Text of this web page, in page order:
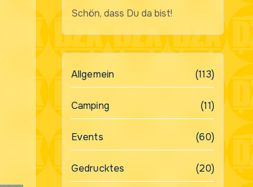
Schön, dass Du da bist!
Allgemein (113)
Camping (11)
Events (60)
Gedrucktes (20)